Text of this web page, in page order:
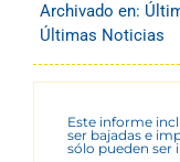
Archivado en:
Últimas Noticias
Este informe
ser bajadas e
sólo pueden ser